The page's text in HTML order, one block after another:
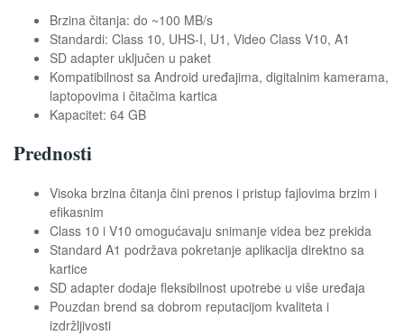
Brzina čitanja: do ~100 MB/s
Standardi: Class 10, UHS-I, U1, Video Class V10, A1
SD adapter uključen u paket
Kompatibilnost sa Android uređajima, digitalnim kamerama,
laptopovima i čitačima kartica
Kapacitet: 64 GB
Prednosti
Visoka brzina čitanja čini prenos i pristup fajlovima brzim i
efikasnim
Class 10 i V10 omogućavaju snimanje videa bez prekida
Standard A1 podržava pokretanje aplikacija direktno sa
kartice
SD adapter dodaje fleksibilnost upotrebe u više uređaja
Pouzdan brend sa dobrom reputacijom kvaliteta i
izdržljivosti